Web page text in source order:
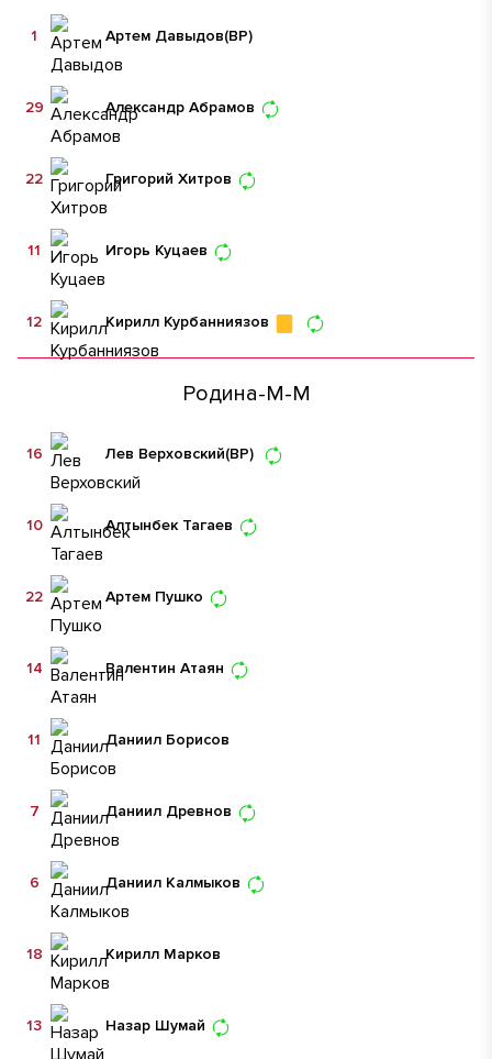
Артем Давыдов(ВР)
1
Александр Абрамов
29
Григорий Хитров
22
Игорь Куцаев
11
Кирилл Курбанниязов
12
Родина-М-М
Лев Верховский(ВР)
16
Алтынбек Тагаев
10
Артем Пушко
22
Валентин Атаян
14
Даниил Борисов
11
Даниил Древнов
7
Даниил Калмыков
6
Кирилл Марков
18
Назар Шумай
13